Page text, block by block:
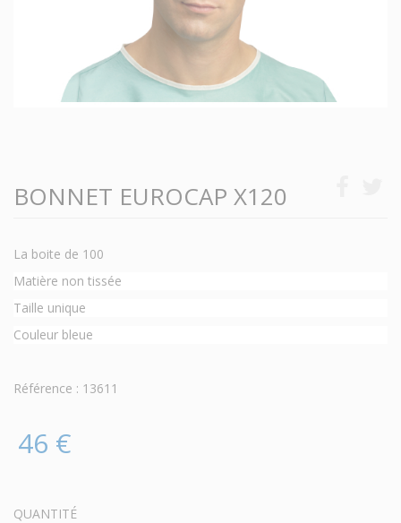
BONNET EUROCAP X120
La boite de 100
Matière non tissée
Taille unique
Couleur bleue
Référence : 13611
46 €
QUANTITÉ